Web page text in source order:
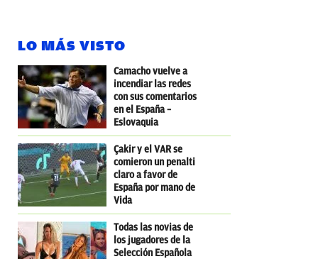
LO MÁS VISTO
Camacho vuelve a
incendiar las redes
con sus comentarios
en el España –
Eslovaquia
Çakir y el VAR se
comieron un penalti
claro a favor de
España por mano de
Vida
Todas las novias de
los jugadores de la
Selección Española